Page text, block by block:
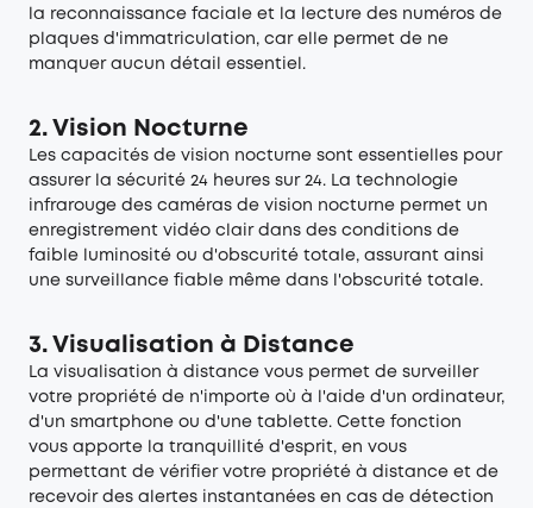
la reconnaissance faciale et la lecture des numéros de
plaques d'immatriculation, car elle permet de ne
manquer aucun détail essentiel.
2. Vision Nocturne
Les capacités de vision nocturne sont essentielles pour
assurer la sécurité 24 heures sur 24. La technologie
infrarouge des caméras de vision nocturne permet un
enregistrement vidéo clair dans des conditions de
faible luminosité ou d'obscurité totale, assurant ainsi
une surveillance fiable même dans l'obscurité totale.
3. Visualisation à Distance
La visualisation à distance vous permet de surveiller
votre propriété de n'importe où à l'aide d'un ordinateur,
d'un smartphone ou d'une tablette. Cette fonction
vous apporte la tranquillité d'esprit, en vous
permettant de vérifier votre propriété à distance et de
recevoir des alertes instantanées en cas de détection